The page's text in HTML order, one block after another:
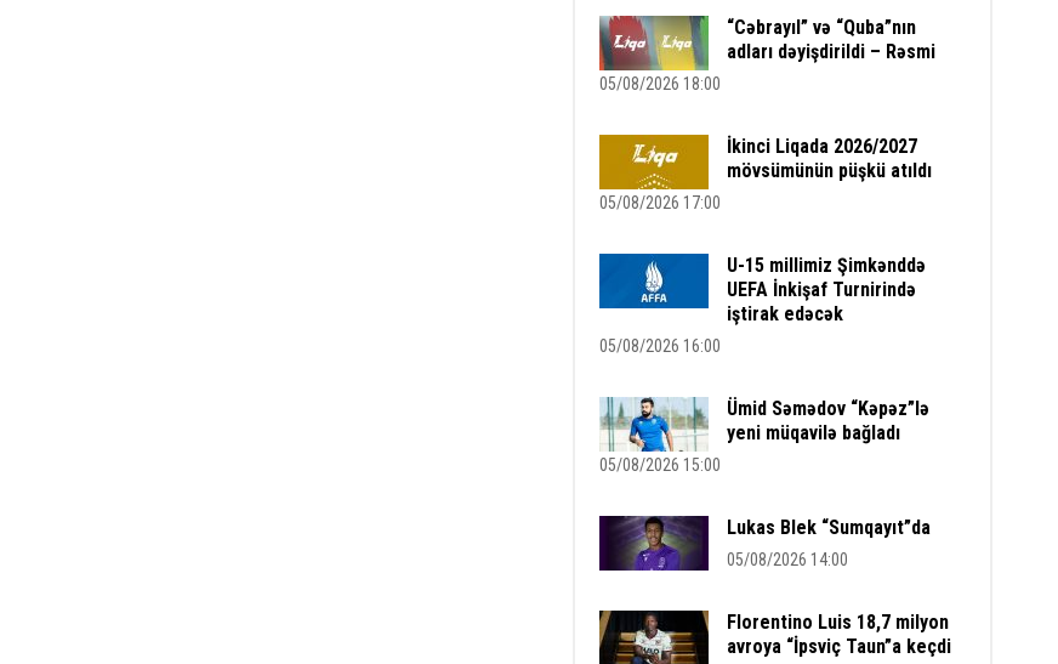
“Cəbrayıl” və “Quba”nın
adları dəyişdirildi – Rəsmi
05/08/2026 18:00
İkinci Liqada 2026/2027
mövsümünün püşkü atıldı
05/08/2026 17:00
U-15 millimiz Şimkənddə
UEFA İnkişaf Turnirində
iştirak edəcək
05/08/2026 16:00
Ümid Səmədov “Kəpəz”lə
yeni müqavilə bağladı
05/08/2026 15:00
Lukas Blek “Sumqayıt”da
05/08/2026 14:00
Florentino Luis 18,7 milyon
avroya “İpsviç Taun”a keçdi